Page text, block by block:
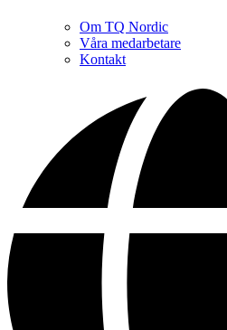
Om TQ Nordic
Våra medarbetare
Kontakt